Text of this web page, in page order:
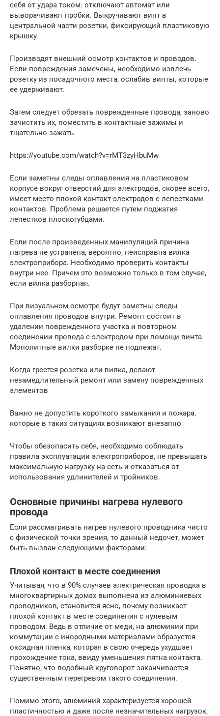
себя от удара током: отключают автомат или
выворачивают пробки. Выкручивают винт в
центральной части розетки, фиксирующий пластиковую
крышку.
Производят внешний осмотр контактов и проводов.
Если повреждения замечены, необходимо извлечь
розетку из посадочного места, ослабив винты, которые
ее удерживают.
Затем следует обрезать поврежденные провода, заново
зачистить их, поместить в контактные зажимы и
тщательно зажать.
https://youtube.com/watch?v=rMT3zyHbuMw
Если заметны следы оплавления на пластиковом
корпусе вокруг отверстий для электродов, скорее всего,
имеет место плохой контакт электродов с лепестками
контактов. Проблема решается путем поджатия
лепестков плоскогубцами.
Если после произведенных манипуляций причина
нагрева не устранена, вероятно, неисправна вилка
электроприбора. Необходимо проверить контакты
внутри нее. Причем это возможно только в том случае,
если вилка разборная.
При визуальном осмотре будут заметны следы
оплавления проводов внутри. Ремонт состоит в
удалении поврежденного участка и повторном
соединении провода с электродом при помощи винта.
Монолитные вилки разборке не подлежат.
Когда греется розетка или вилка, делают
незамедлительный ремонт или замену поврежденных
элементов
Важно не допустить короткого замыкания и пожара,
которые в таких ситуациях возникают внезапно
Чтобы обезопасить себя, необходимо соблюдать
правила эксплуатации электроприборов, не превышать
максимальную нагрузку на сеть и отказаться от
использования удлинителей и тройников.
Основные причины нагрева нулевого
провода
Если рассматривать нагрев нулевого проводника чисто
с физической точки зрения, то данный недочет, может
быть вызван следующими факторами:
Плохой контакт в месте соединения
Учитывая, что в 90% случаев электрическая проводка в
многоквартирных домах выполнена из алюминиевых
проводников, становится ясно, почему возникает
плохой контакт в месте соединения с нулевым
проводом. Ведь в отличие от меди, на алюминии при
коммутации с инородными материалами образуется
оксидная пленка, которая в свою очередь ухудшает
прохождение тока, ввиду уменьшения пятна контакта.
Понятно, что подобный круговорот заканчивается
существенным перегревом такого соединения.
Помимо этого, алюминий характеризуется хорошей
пластичностью и даже после незначительных нагрузок,